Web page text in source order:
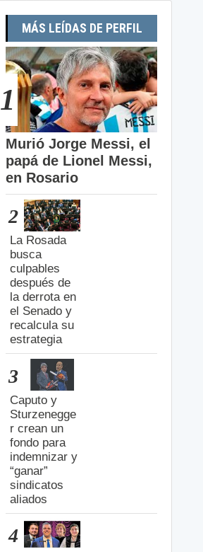
MÁS LEÍDAS DE PERFIL
1
Murió Jorge Messi, el
papá de Lionel Messi,
en Rosario
2
La Rosada
busca
culpables
después de
la derrota en
el Senado y
recalcula su
estrategia
3
Caputo y
Sturzenegge
r crean un
fondo para
indemnizar y
“ganar”
sindicatos
aliados
4